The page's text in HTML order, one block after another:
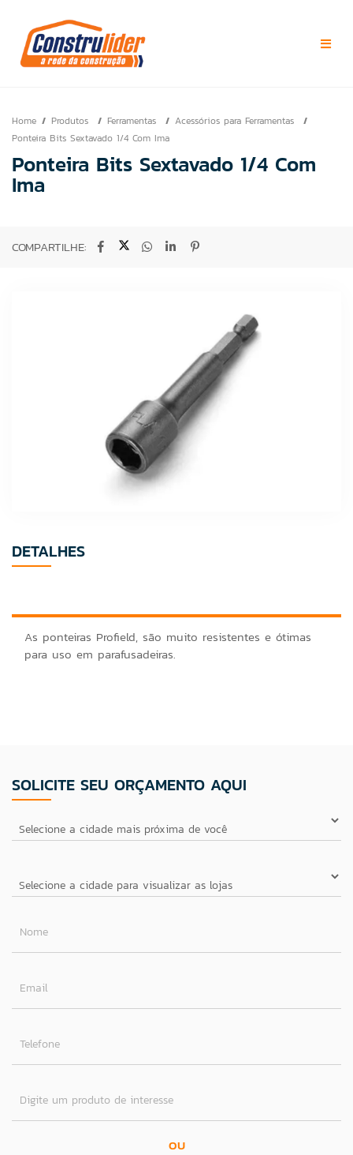
Home Produtos Ferramentas
Acessórios para Ferramentas
Ponteira Bits Sextavado 1/4 Com Ima
Ponteira Bits Sextavado 1/4 Com
Ima
COMPARTILHE:
DETALHES
As ponteiras Profield, são muito resistentes e ótimas
para uso em parafusadeiras.
SOLICITE SEU ORÇAMENTO AQUI
Nome
Email
Telefone
Digite um produto de interesse
OU